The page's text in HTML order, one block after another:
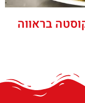
בראווה